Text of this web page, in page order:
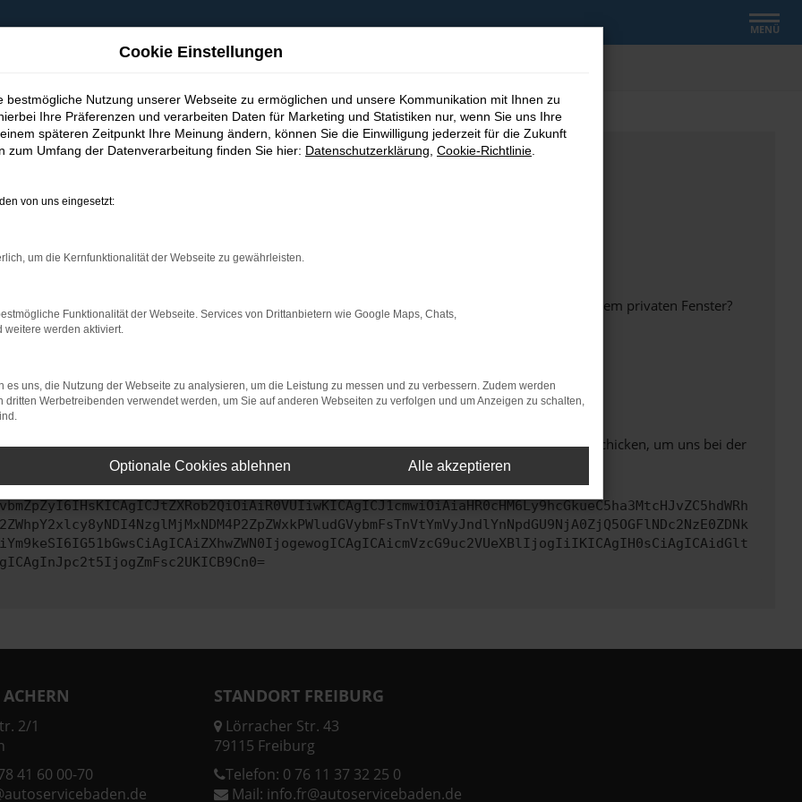
MENÜ
bestimmter Seiten verhindern. Funktioniert die Seite in einem anderen Browser oder in einem privaten Fenster?
beheben.
auf dem neuesten Stand sind.
kann auch dazu führen, dass bestimmte Funktionen nicht mehr unterstützt werden.
uns bitte. Wir werden versuchen, das Problem zu beheben. Du kannst uns diesen Text schicken, um uns bei der
2/1
41 60 00-70
STANDORT FREIBURG
Lörracher Str. 43
79115 Freiburg
Telefon: 0 76 11 37 32 25 0
Mail: info.fr@autoservicebaden.de
Cookie Einstellungen
bestmögliche Nutzung unserer Webseite zu ermöglichen und unsere Kommunikation mit Ihnen zu
Ihre Präferenzen und verarbeiten Daten für Marketing und Statistiken nur, wenn Sie uns Ihre
späteren Zeitpunkt Ihre Meinung ändern, können Sie die Einwilligung jederzeit für die Zukunft
zum Umfang der Datenverarbeitung finden Sie hier: Datenschutzerklärung Cookie-Richtlinie
von uns eingesetzt:
um die Kernfunktionalität der Webseite zu gewährleisten.
Funktionalität der Webseite. Services von Drittanbietern wie Google Maps, Chats,
weitere werden aktiviert.
es uns, die Nutzung der Webseite zu analysieren, um die Leistung zu messen und zu verbessern. Zudem werden
dritten Werbetreibenden verwendet werden, um Sie auf anderen Webseiten zu verfolgen und um Anzeigen zu schalten,
Optionale Cookies ablehnen Alle akzeptieren